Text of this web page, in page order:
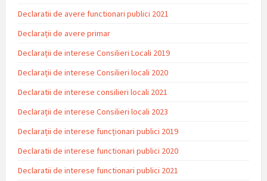
Declaratii de avere functionari publici 2021
Declarații de avere primar
Declarații de interese Consilieri Locali 2019
Declarații de interese Consilieri locali 2020
Declaratii de interese consilieri locali 2021
Declarații de interese Consilieri locali 2023
Declarații de interese funcționari publici 2019
Declaratii de interese functionari publici 2020
Declaratii de interese functionari publici 2021